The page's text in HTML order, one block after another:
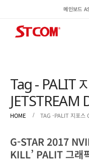
메인보드
Tag - PALIT
JETSTREAM
HOME TAG -PALIT 지포스
G-STAR 2017
KILL’ PALIT 그래